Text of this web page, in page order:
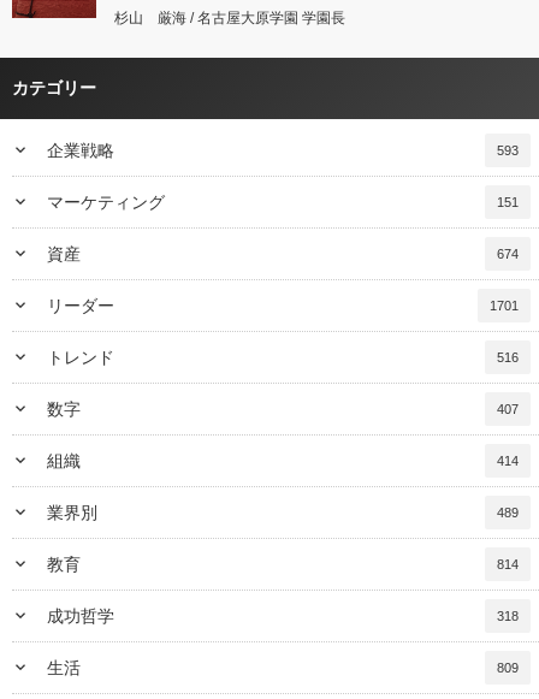
杉山 厳海 / 名古屋大原学園 学園長
カテゴリー
keyboard_arrow_down 企業戦略 593
keyboard_arrow_down マーケティング 151
keyboard_arrow_down 資産 674
keyboard_arrow_down リーダー 1701
keyboard_arrow_down トレンド 516
keyboard_arrow_down 数字 407
keyboard_arrow_down 組織 414
keyboard_arrow_down 業界別 489
keyboard_arrow_down 教育 814
keyboard_arrow_down 成功哲学 318
keyboard_arrow_down 生活 809